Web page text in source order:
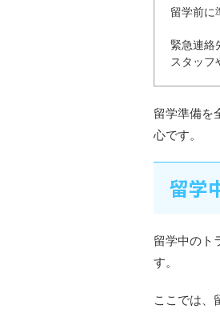
留学前に
緊急連絡
スタッフ
留学準備を
心です。
留学
留学中のト
す。
ここでは、